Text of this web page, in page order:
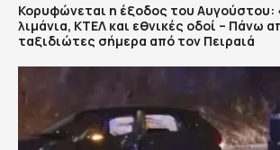
Κορυφώνεται η έξοδος του Αυγούστου:
λιμάνια, ΚΤΕΛ και εθνικές οδοί – Πάνω
ταξιδιώτες σήμερα από τον Πειραιά